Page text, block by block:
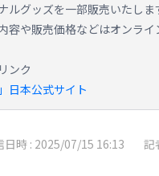
ルグッズを一部販売いたしま
容や販売価格などはオンライ
ンク
日本公式サイト
日時 : 2025/07/15 16:13 記